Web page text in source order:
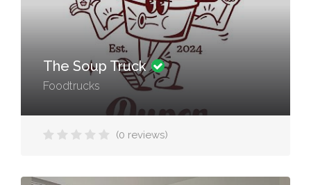
The Soup Truck
Foodtrucks
(0 reviews)